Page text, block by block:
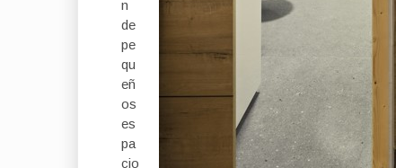
n
de
pe
qu
eñ
os
es
pa
cio